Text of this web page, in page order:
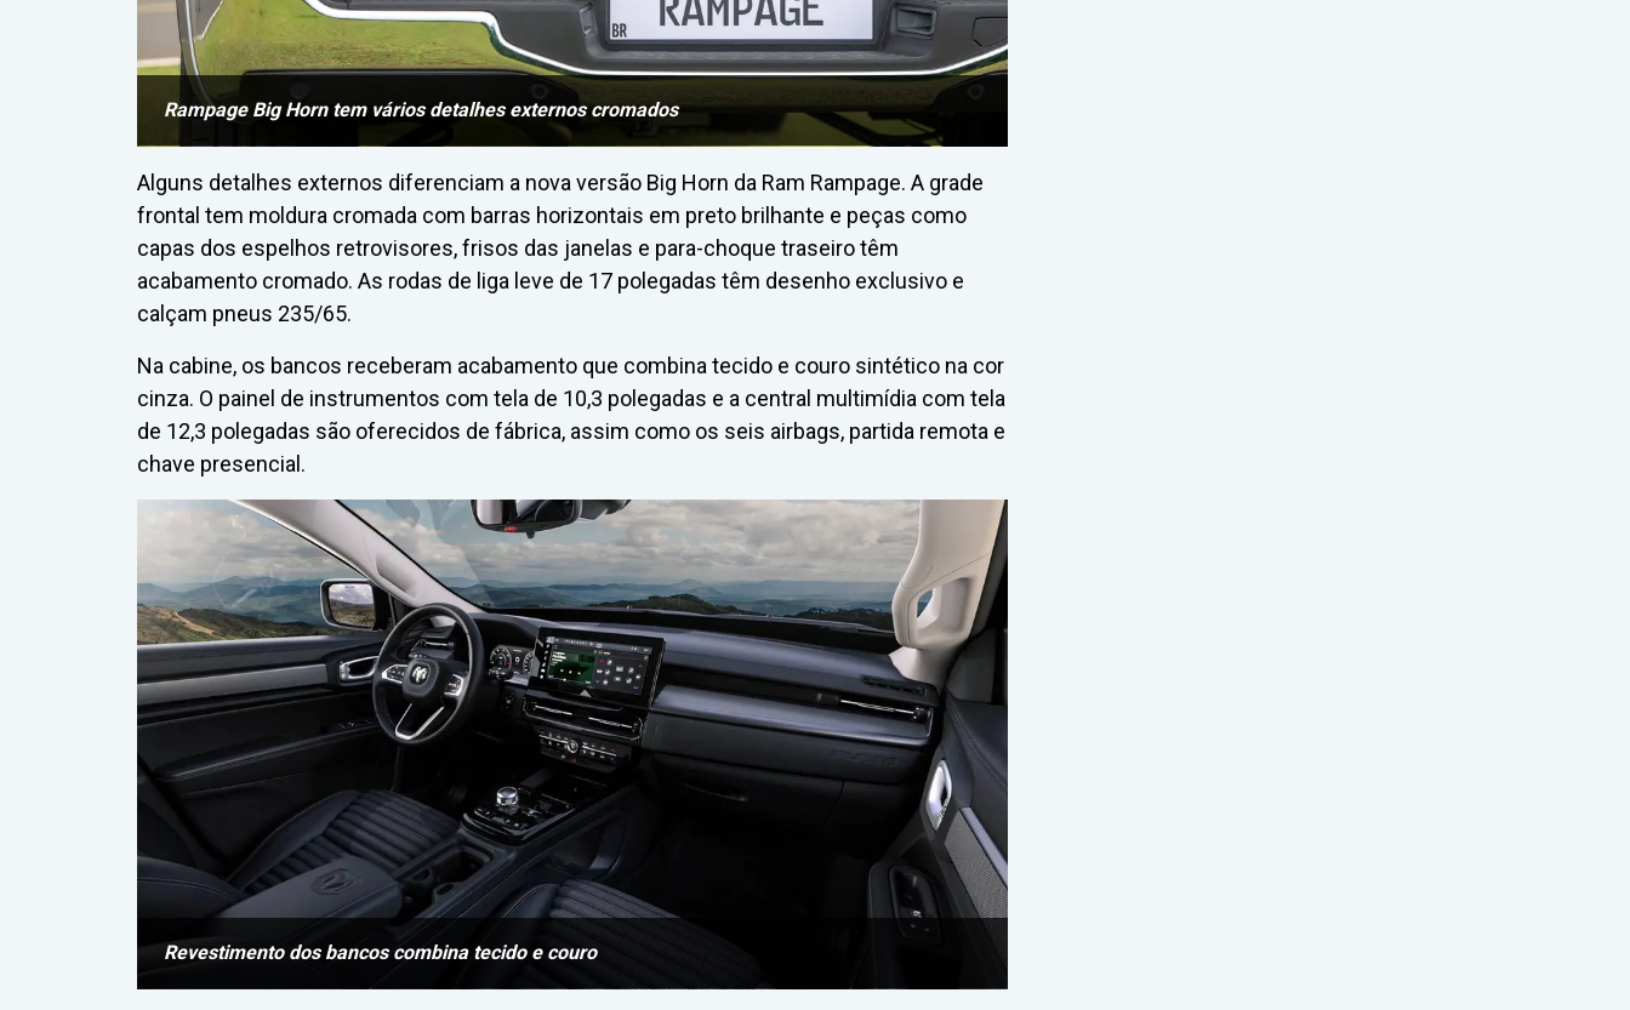
Rampage Big Horn tem vários detalhes externos cromados
Alguns detalhes externos diferenciam a nova versão Big Horn da Ram Rampage. A grade
frontal tem moldura cromada com barras horizontais em preto brilhante e peças como
capas dos espelhos retrovisores, frisos das janelas e para-choque traseiro têm
acabamento cromado. As rodas de liga leve de 17 polegadas têm desenho exclusivo e
calçam pneus 235/65.
Na cabine, os bancos receberam acabamento que combina tecido e couro sintético na cor
cinza. O painel de instrumentos com tela de 10,3 polegadas e a central multimídia com tela
de 12,3 polegadas são oferecidos de fábrica, assim como os seis airbags, partida remota e
chave presencial.
Revestimento dos bancos combina tecido e couro